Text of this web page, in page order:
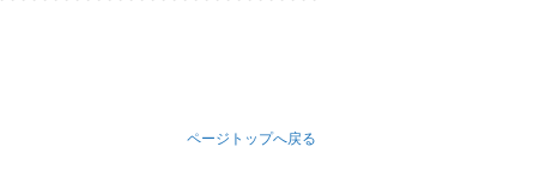
ページトップへ戻る